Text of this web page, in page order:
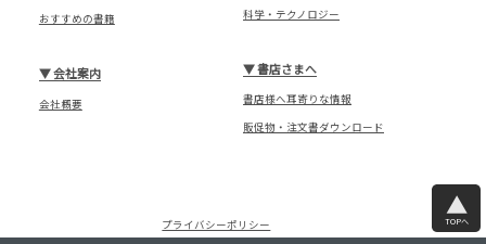
科学・テクノロジー
おすすめの書籍
▼書店さまへ
書店様へ耳寄りな情報
販促物・注文書ダウンロード
▼会社案内
会社概要
プライバシーポリシー TOPへ